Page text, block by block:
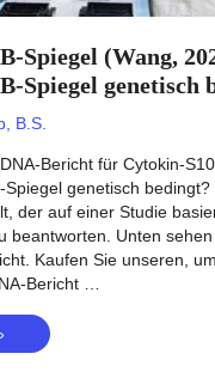
Spiegel (Wang,
Spiegel genetisch
B.S.
Bericht für Cytokin-
Spiegel genetisch
der auf einer Studie
beantworten. Unten
Kaufen Sie unseren,
Bericht …